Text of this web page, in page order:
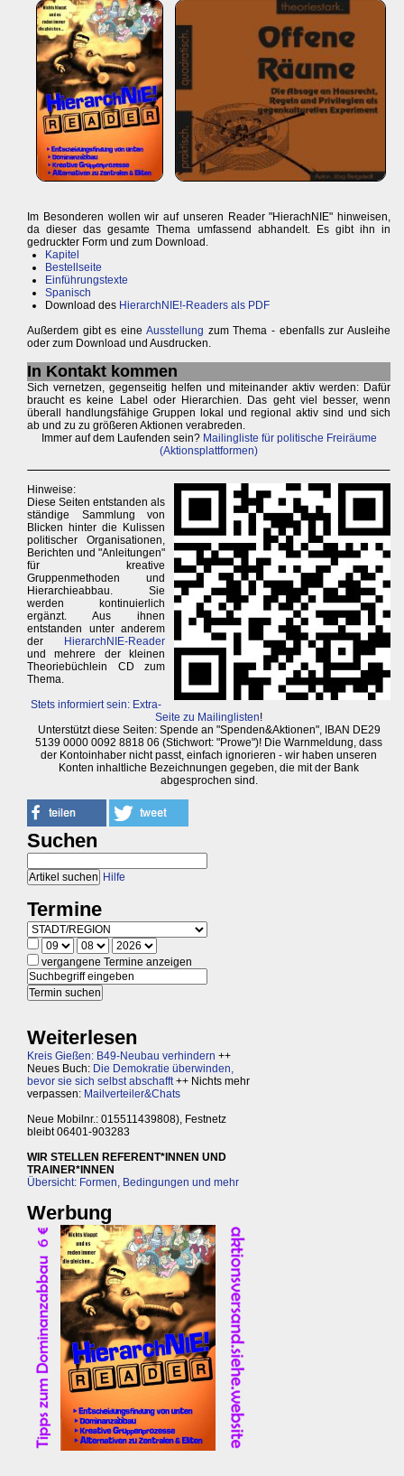
Im Besonderen wollen wir auf unseren Reader "HierachNIE" hinweisen,
da dieser das gesamte Thema umfassend abhandelt. Es gibt ihn in
gedruckter Form und zum Download.
Kapitel
Bestellseite
Einführungstexte
Spanisch
Download des HierarchNIE!-Readers als PDF
Außerdem gibt es eine Ausstellung zum Thema - ebenfalls zur Ausleihe
oder zum Download und Ausdrucken.
In Kontakt kommen
Sich vernetzen, gegenseitig helfen und miteinander aktiv werden: Dafür
braucht es keine Label oder Hierarchien. Das geht viel besser, wenn
überall handlungsfähige Gruppen lokal und regional aktiv sind und sich
ab und zu zu größeren Aktionen verabreden.
Immer auf dem Laufenden sein? Mailingliste für politische Freiräume
(Aktionsplattformen)
Hinweise:
Diese Seiten entstanden als
ständige Sammlung von
Blicken hinter die Kulissen
politischer Organisationen,
Berichten und "Anleitungen"
für kreative
Gruppenmethoden und
Hierarchieabbau. Sie
werden kontinuierlich
ergänzt. Aus ihnen
entstanden unter anderem
der
HierarchNIE-Reader
und mehrere der kleinen
Theoriebüchlein CD zum
Thema.
Stets informiert sein: Extra-
Seite zu Mailinglisten!
Unterstützt diese Seiten: Spende an "Spenden&Aktionen", IBAN DE29
5139 0000 0092 8818 06 (Stichwort: "Prowe")! Die Warnmeldung, dass
der Kontoinhaber nicht passt, einfach ignorieren - wir haben unseren
Konten inhaltliche Bezeichnungen gegeben, die mit der Bank
abgesprochen sind.
Suchen
Hilfe
Termine
vergangene Termine anzeigen
Weiterlesen
Kreis Gießen: B49-Neubau verhindern ++
Neues Buch: Die Demokratie überwinden,
bevor sie sich selbst abschafft++ Nichts mehr
verpassen: Mailverteiler&Chats
Neue Mobilnr.: 015511439808), Festnetz
bleibt 06401-903283
WIR STELLEN REFERENT*INNEN UND
TRAINER*INNEN
Übersicht: Formen, Bedingungen und mehr
Werbung